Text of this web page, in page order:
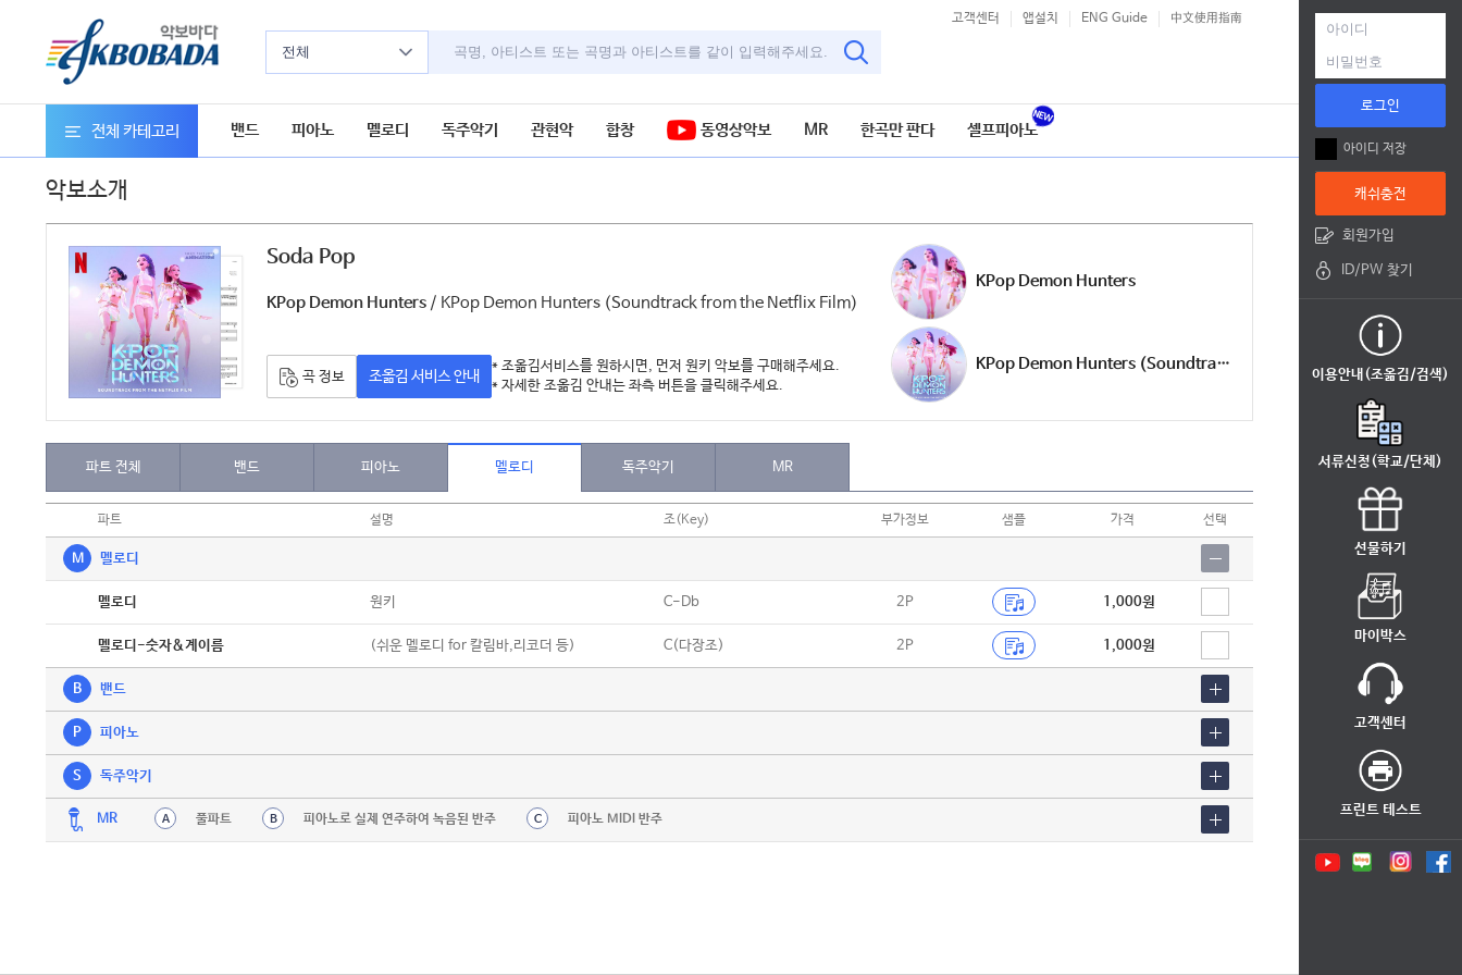
전체
고객센터 앱설치 ENG Guide 中文使用指南
전체 카테고리 밴드 피아노 멜로디 독주악기 관현악 합창 동영상악보 MR 한곡만 판다 셀프피아노
악보소개
Soda Pop
KPop Demon Hunters / KPop Demon Hunters (Soundtrack from the Netflix Film)
곡 정보 조옮김 서비스 안내
* 조옮김서비스를 원하시면, 먼저 원키 악보를 구매해주세요.
* 자세한 조옮김 안내는 좌측 버튼을 클릭해주세요.
KPop Demon Hunters
KPop Demon Hunters (Soundtrack from the Netflix Film)
파트 전체 밴드 피아노 멜로디 독주악기 MR
파트 설명 조(Key) 부가정보 샘플 가격 선택
M 멜로디
멜로디 원키 C-Db 2P 1,000원
멜로디-숫자&계이름 (쉬운 멜로디 for 칼림바,리코더 등) C(다장조) 2P 1,000원
B 밴드
P 피아노
S 독주악기
MR A 풀파트 B 피아노로 실제 연주하여 녹음된 반주 C 피아노 MIDI 반주
로그인
아이디 저장
캐쉬충전
회원가입
ID/PW 찾기
이용안내(조옮김/검색)
서류신청(학교/단체)
선물하기
마이박스
고객센터
프린트 테스트